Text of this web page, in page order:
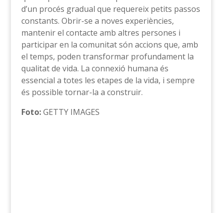
d’un procés gradual que requereix petits passos
constants. Obrir-se a noves experiències,
mantenir el contacte amb altres persones i
participar en la comunitat són accions que, amb
el temps, poden transformar profundament la
qualitat de vida. La connexió humana és
essencial a totes les etapes de la vida, i sempre
és possible tornar-la a construir.
Foto:GETTY IMAGES